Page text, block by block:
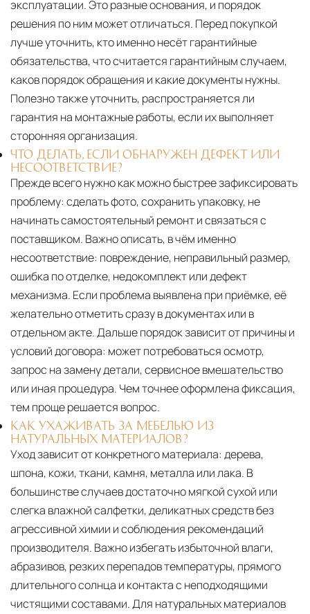
эксплуатации. Это разные основания, и порядок
решения по ним может отличаться. Перед покупкой
лучше уточнить, кто именно несёт гарантийные
обязательства, что считается гарантийным случаем,
каков порядок обращения и какие документы нужны.
Полезно также уточнить, распространяется ли
гарантия на монтажные работы, если их выполняет
сторонняя организация.
ЧТО ДЕЛАТЬ, ЕСЛИ ОБНАРУЖЕН ДЕФЕКТ ИЛИ
НЕСООТВЕТСТВИЕ?
Прежде всего нужно как можно быстрее зафиксировать
проблему: сделать фото, сохранить упаковку, не
начинать самостоятельный ремонт и связаться с
поставщиком. Важно описать, в чём именно
несоответствие: повреждение, неправильный размер,
ошибка по отделке, недокомплект или дефект
механизма. Если проблема выявлена при приёмке, её
желательно отметить сразу в документах или в
отдельном акте. Дальше порядок зависит от причины и
условий договора: может потребоваться осмотр,
запрос на замену детали, сервисное вмешательство
или иная процедура. Чем точнее оформлена фиксация,
тем проще решается вопрос.
КАК УХАЖИВАТЬ ЗА МЕБЕЛЬЮ ИЗ
НАТУРАЛЬНЫХ МАТЕРИАЛОВ?
Уход зависит от конкретного материала: дерева,
шпона, кожи, ткани, камня, металла или лака. В
большинстве случаев достаточно мягкой сухой или
слегка влажной салфетки, деликатных средств без
агрессивной химии и соблюдения рекомендаций
производителя. Важно избегать избыточной влаги,
абразивов, резких перепадов температуры, прямого
длительного солнца и контакта с неподходящими
чистящими составами. Для натуральных материалов